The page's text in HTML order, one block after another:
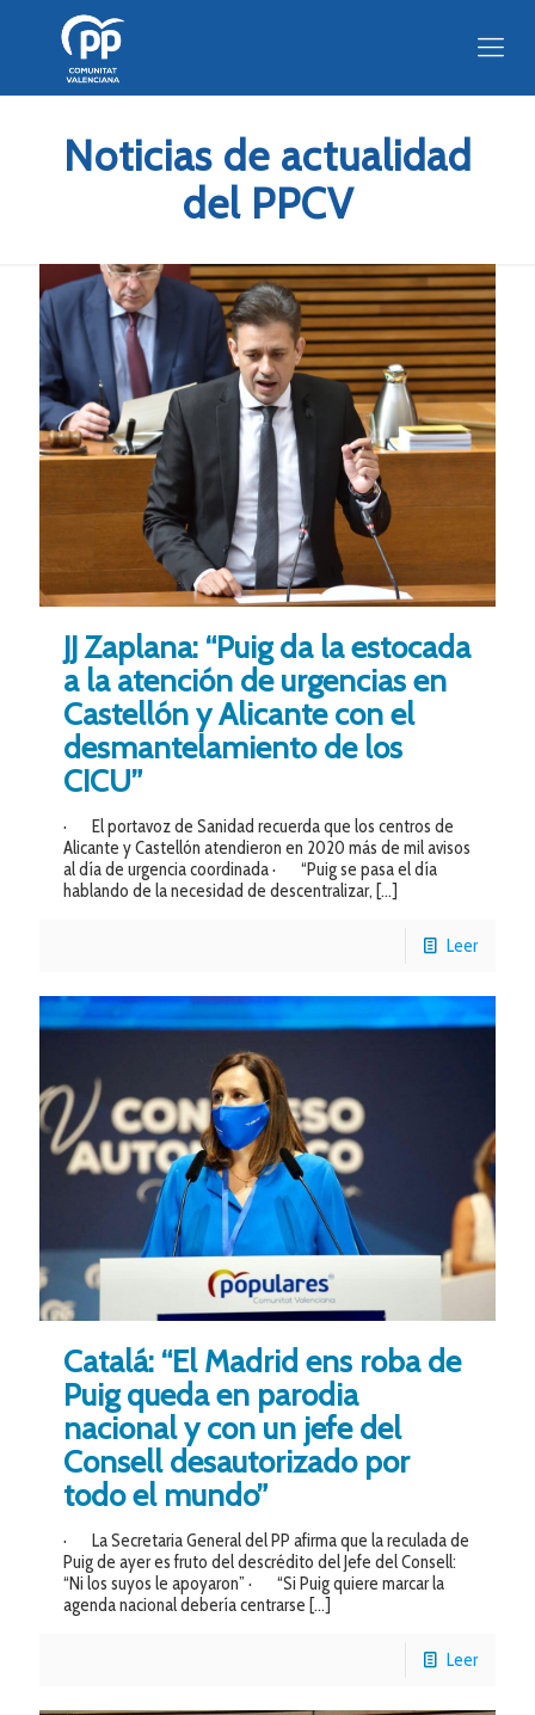
Noticias de actualidad
del PPCV
JJ Zaplana: “Puig da la estocada
a la atención de urgencias en
Castellón y Alicante con el
desmantelamiento de los
CICU”
· El portavoz de Sanidad recuerda que los centros de
Alicante y Castellón atendieron en 2020 más de mil avisos
al día de urgencia coordinada · “Puig se pasa el día
hablando de la necesidad de descentralizar, […]
Leer
Catalá: “El Madrid ens roba de
Puig queda en parodia
nacional y con un jefe del
Consell desautorizado por
todo el mundo”
· La Secretaria General del PP afirma que la reculada de
Puig de ayer es fruto del descrédito del Jefe del Consell:
“Ni los suyos le apoyaron” · “Si Puig quiere marcar la
agenda nacional debería centrarse […]
Leer